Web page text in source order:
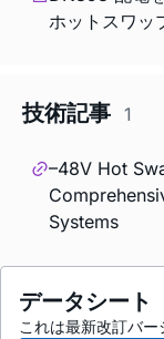
ホットスワッ
技術記事 1
–48V Hot
Systems
データシート
これは最新改訂バー